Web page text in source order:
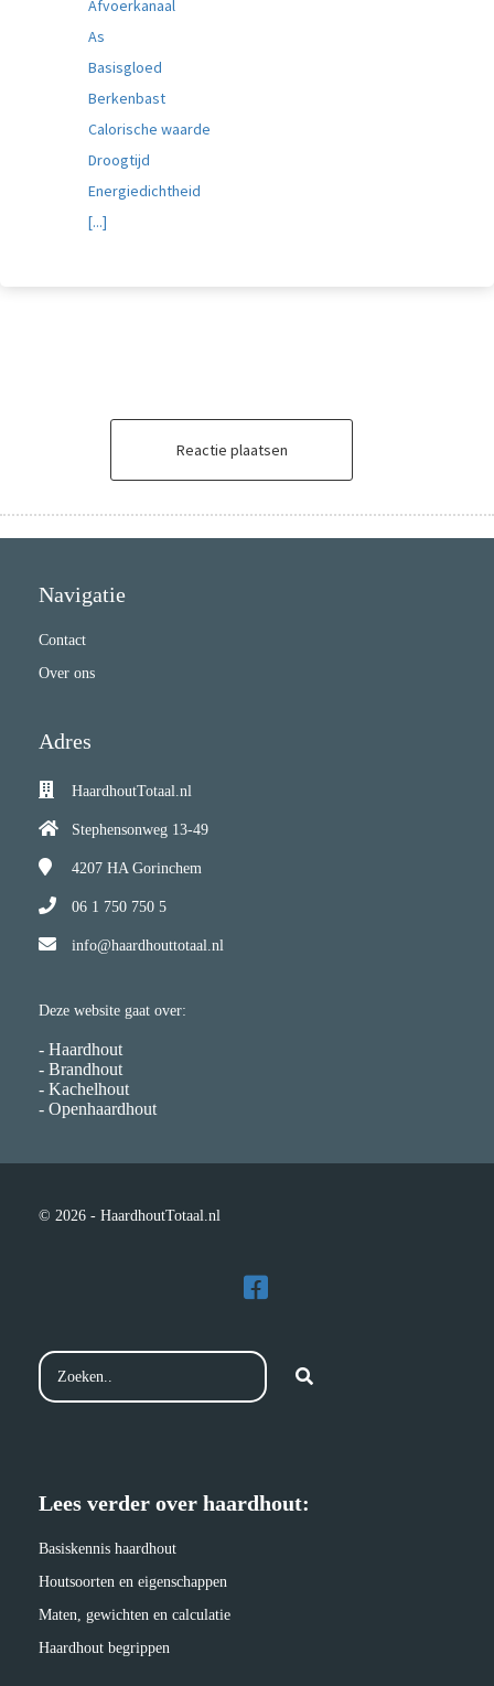
Afvoerkanaal
As
Basisgloed
Berkenbast
Calorische waarde
Droogtijd
Energiedichtheid
[...]
Reactie plaatsen
Navigatie
Contact
Over ons
Adres
HaardhoutTotaal.nl
Stephensonweg 13-49
4207 HA Gorinchem
06 1 750 750 5
info@haardhouttotaal.nl
Deze website gaat over:
- Haardhout
- Brandhout
- Kachelhout
- Openhaardhout
© 2026 - HaardhoutTotaal.nl
Lees verder over haardhout:
Basiskennis haardhout
Houtsoorten en eigenschappen
Maten, gewichten en calculatie
Haardhout begrippen